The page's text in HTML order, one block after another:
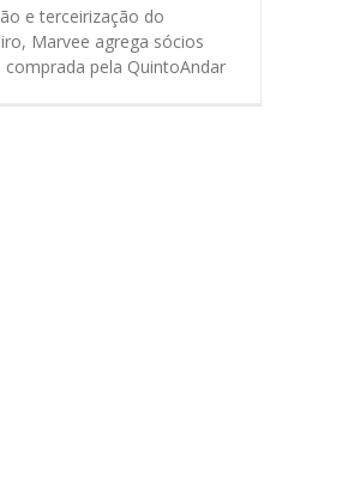
e terceirização do
Marvee agrega sócios
pela QuintoAndar